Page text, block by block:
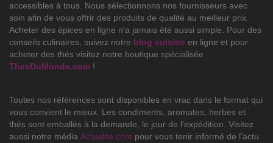
accessibles à tous. Nous sélectionnons nos fournisseurs avec
soin afin de vous offrir des produits de qualité au meilleur prix.
Acheter des épices en ligne n'a jamais été aussi simple. Pour des
conseils culinaires, suivez notre blog cuisine en ligne et pour
acheter des thés visitez notre boutique spécialisée
ThesDuMonde.com !
Toutes nos références sont disponibles en vrac dans le format qui
vous convient le mieux. Les condiments, aromates, herbes et
thés sont emballés à la demande, le jour de l'expédition. Visitez
aussi notre média Actualité.com pour vous tenir informé de l'actu